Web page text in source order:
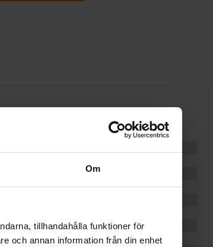
Om
tillhandahålla funktioner för
och annan information från din enhet